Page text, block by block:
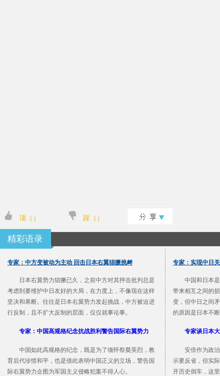
顶（ ） 踩（ ）
精彩语录
专家：中方变被动为主动 回击日本右翼猖獗挑衅
日本右翼势力猖獗已久，之前中方对其抨击批判总是
考虑到要维护中日友好的大局，在力度上，不像现在这样
坚决和果断。往往是日本右翼势力发起挑战，中方被迫进
行反制，且不扩大反制的层面，仅仅就事论事。
专家：中国高规格纪念抗战胜利警告国际右翼势力
中国如此高规格的纪念，既是为了缅怀祭奠英烈，教
育后代珍惜和平，也是借此表明中国正义的立场，警告国
际右翼势力企图为军国主义侵略犯案不得人心。
专家：实现中日
中国和日本
带来相互之间的
变，但中日之间
的原因是日本不
专家谈日本
安倍作为政
示要反省，但实
开历史倒车，这